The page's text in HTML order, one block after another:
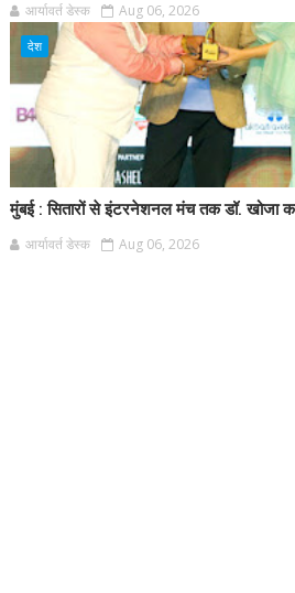
आर्यावर्त डेस्क Aug 06, 2026
देश
मुंबई : सितारों से इंटरनेशनल मंच तक डॉ. खोजा
आर्यावर्त डेस्क Aug 06, 2026